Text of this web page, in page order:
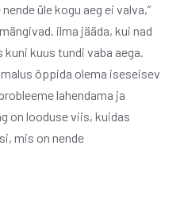
üle kogu aeg ei valva,”
ilma jääda, kui nad
kuus tundi vaba aega.
õppida olema iseseisev
lahendama ja
on looduse viis, kuidas
mis on nende